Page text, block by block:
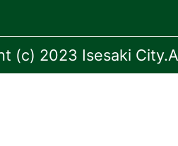
(c) 2023 Isesaki